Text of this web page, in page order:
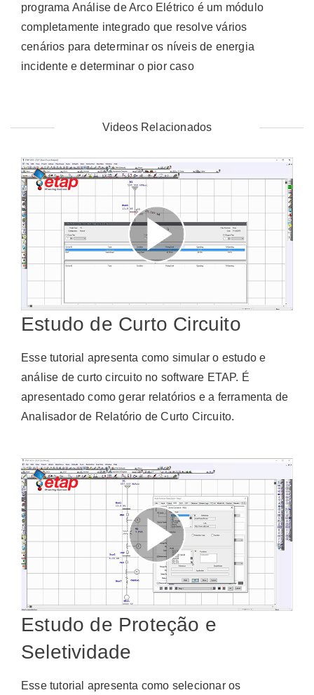
programa Análise de Arco Elétrico é um módulo
completamente integrado que resolve vários
cenários para determinar os níveis de energia
incidente e determinar o pior caso
Videos Relacionados
Estudo de Curto Circuito
Esse tutorial apresenta como simular o estudo e
análise de curto circuito no software ETAP. É
apresentado como gerar relatórios e a ferramenta de
Analisador de Relatório de Curto Circuito.
Estudo de Proteção e
Seletividade
Esse tutorial apresenta como selecionar os